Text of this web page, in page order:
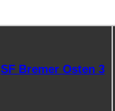
SF Bremer Osten 3